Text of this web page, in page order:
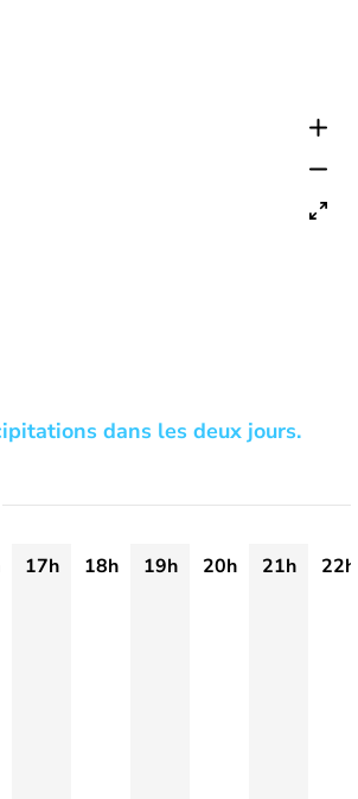
dans les deux jours.
17h 18h 19h 20h 21h
22h